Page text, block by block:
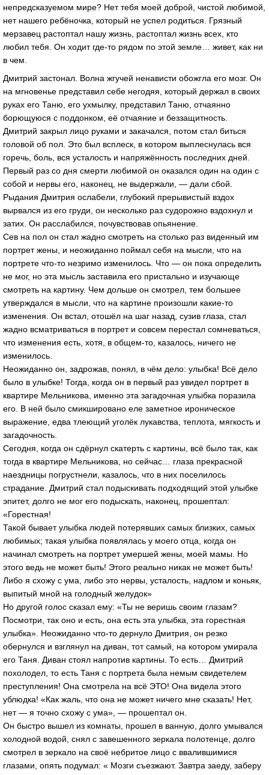
непредсказуемом мире? Нет тебя моей доброй, чистой любимой,
нет нашего ребёночка, который не успел родиться. Грязный
мерзавец растоптал нашу жизнь, растоптал жизнь всех, кто
любил тебя. Он ходит где-то рядом по этой земле… живет, как ни
в чем.
Дмитрий застонал. Волна жгучей ненависти обожгла его мозг. Он
на мгновенье представил себе негодяя, который держал в своих
руках его Таню, его ухмылку, представил Таню, отчаянно
борющуюся с поддонком, её отчаяние и беззащитность.
Дмитрий закрыл лицо руками и закачался, потом стал биться
головой об пол. Это был всплеск, в котором выплеснулась вся
горечь, боль, вся усталость и напряжённость последних дней.
Первый раз со дня смерти любимой он оказался один на один с
собой и нервы его, наконец, не выдержали, — дали сбой.
Рыдания Дмитрия ослабели, глубокий прерывистый вздох
вырвался из его груди, он несколько раз судорожно вздохнул и
затих. Он расслабился, почувствовав опьянение.
Сев на пол он стал жадно смотреть на столько раз виденный им
портрет жены, и неожиданно поймал себя на мысли, что на
портрете что-то незримо изменилось. Что — он пока определить
не мог, но эта мысль заставила его пристально и изучающе
смотреть на картину. Чем дольше он смотрел, тем большее
утверждался в мысли, что на картине произошли какие-то
изменения. Он встал, отошёл на шаг назад, сузив глаза, стал
жадно всматриваться в портрет и совсем перестал сомневаться,
что изменения есть, хотя, в общем-то, казалось, ничего не
изменилось.
Неожиданно он, задрожав, понял, в чём дело: улыбка! Всё дело
было в улыбке! Тогда, когда он в первый раз увидел портрет в
квартире Мельникова, именно эта загадочная улыбка поразила
его. В ней было смикшировано еле заметное ироническое
выражение, едва тлеющий уголёк лукавства, теплота, мягкость и
загадочность.
Сегодня, когда он сдёрнул скатерть с картины, всё было так, как
тогда в квартире Мельникова, но сейчас… глаза прекрасной
наездницы погрустнели, казалось, что в них поселилось
страдание. Дмитрий стал подыскивать подходящий этой улыбке
эпитет, долго не мог его подыскать, наконец, прошептал:
«Горестная!
Такой бывает улыбка людей потерявших самых близких, самых
любимых; такая улыбка появлялась у моего отца, когда он
начинал смотреть на портрет умершей жены, моей мамы. Но
этого ведь не может быть! Этого реально никак не может быть!
Либо я схожу с ума, либо это нервы, усталость, надлом и коньяк,
выпитый мной на голодный желудок»
Но другой голос сказал ему: «Ты не веришь своим глазам?
Посмотри, так оно и есть, она есть эта улыбка, эта горестная
улыбка». Неожиданно что-то дернуло Дмитрия, он резко
обернулся и взглянул на диван, тот самый, на котором умирала
его Таня. Диван стоял напротив картины. То есть… Дмитрий
похолодел, то есть Таня с портрета была немым свидетелем
преступления! Она смотрела на всё ЭТО! Она видела этого
ублюдка! «Как жаль, что она не может ничего мне сказать! Нет,
нет — я точно схожу с ума», — прошептал он.
Он быстро вышел из комнаты, прошел в ванную, долго умывался
холодной водой, снял с завешенного зеркала полотенце, долго
смотрел в зеркало на своё небритое лицо с ввалившимися
глазами, опять подумал: « Мозги съезжают. Завтра заеду, заберу